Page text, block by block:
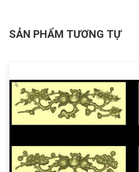
SẢN PHẨM TƯƠNG TỰ